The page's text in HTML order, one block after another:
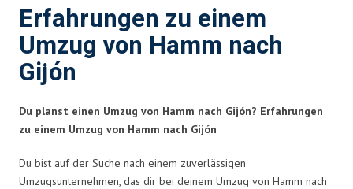
Erfahrungen zu einem
Umzug von Hamm nach
Gijón
Du planst einen Umzug von Hamm nach Gijón? Erfahrungen
zu einem Umzug von Hamm nach Gijón
Du bist auf der Suche nach einem zuverlässigen
Umzugsunternehmen, das dir bei deinem Umzug von Hamm nach